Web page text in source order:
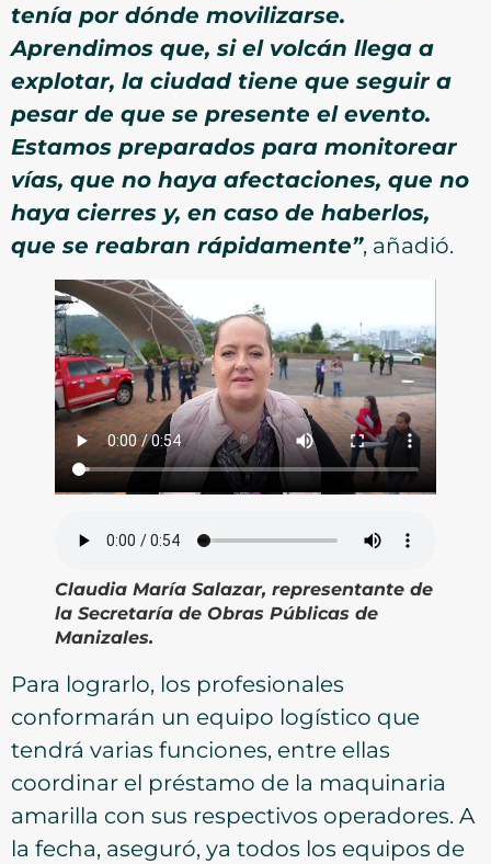
tenía por dónde movilizarse.
Aprendimos que, si el volcán llega a
explotar, la ciudad tiene que seguir a
pesar de que se presente el evento.
Estamos preparados para monitorear
vías, que no haya afectaciones, que no
haya cierres y, en caso de haberlos,
que se reabran rápidamente”, añadió.
Claudia María Salazar, representante de
la Secretaría de Obras Públicas de
Manizales.
Para lograrlo, los profesionales
conformarán un equipo logístico que
tendrá varias funciones, entre ellas
coordinar el préstamo de la maquinaria
amarilla con sus respectivos operadores. A
la fecha, aseguró, ya todos los equipos de